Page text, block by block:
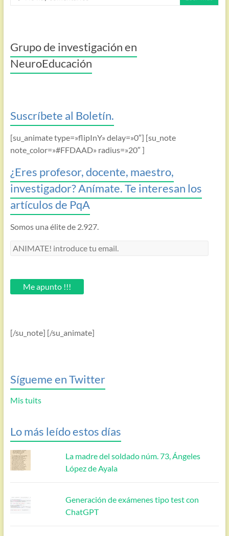
Grupo de investigación en
NeuroEducación
Suscríbete al Boletín.
[su_animate type=»flipInY» delay=»0″] [su_note
note_color=»#FFDAAD» radius=»20″ ]
¿Eres profesor, docente, maestro,
investigador? Anímate. Te interesan los
artículos de PqA
Somos una élite de 2.927.
ANIMATE!
email.Me apunto !!!
[/su_note] [/su_animate]
Sígueme en Twitter
Mis tuits
Lo más leído estos días
La madre del soldado núm. 73, Ángeles
López de Ayala
Generación de exámenes tipo test con
ChatGPT